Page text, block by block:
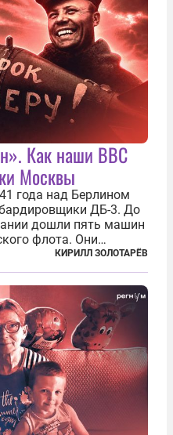
Как наши ВВС
Москвы
года над Берлином
ДБ-3. До
дошли пять машин
флота. Они
который в тот момент
что война идет где-то
КИРИЛЛ ЗОЛОТАРЁВ